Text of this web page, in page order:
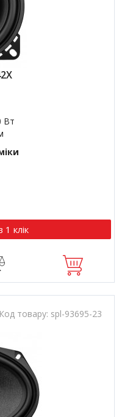
Вт
1 клік
Код товару: spl-93695-23